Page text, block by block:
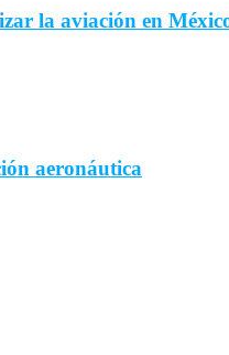
la aviación en
aeronáutica